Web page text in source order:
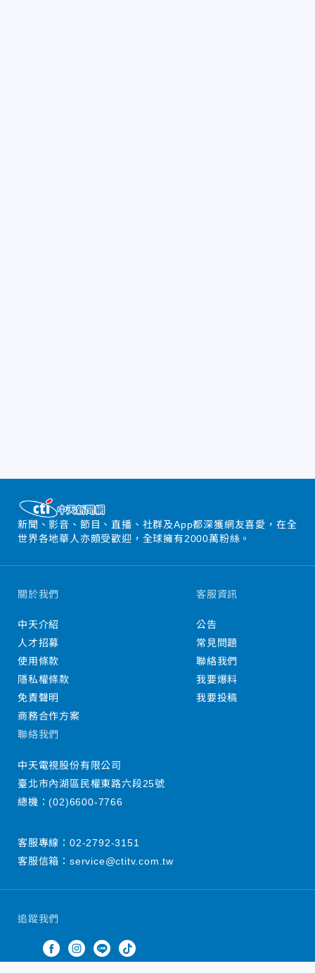
新聞、影音、節目、直播、社群及App都深獲網友喜愛，在全
世界各地華人亦頗受歡迎，全球擁有2000萬粉絲。
追蹤我們
關於我們
中天介紹
人才招募
使用條款
隱私權條款
免責聲明
商務合作方案
客服資訊
公告
常見問題
聯絡我們
我要爆料
我要投稿
聯絡我們
中天電視股份有限公司
臺北市內湖區民權東路六段25號
總機：(02)6600-7766
客服專線： 02-2792-3151
客服信箱： service@ctitv.com.tw